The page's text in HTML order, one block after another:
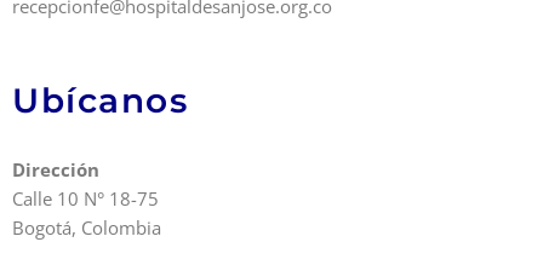
recepcionfe@hospitaldesanjose.org.co
Ubícanos
Dirección
Calle 10 N° 18-75
Bogotá, Colombia